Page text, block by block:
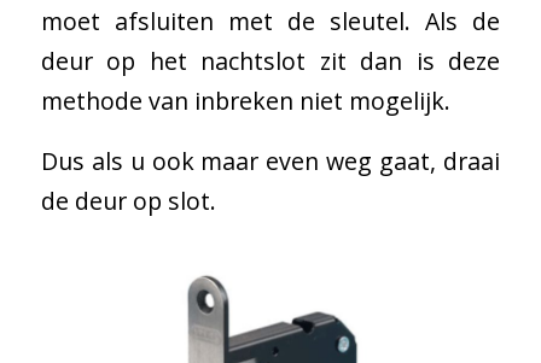
moet afsluiten met de sleutel. Als de
deur op het nachtslot zit dan is deze
methode van inbreken niet mogelijk.
Dus als u ook maar even weg gaat, draai
de deur op slot.